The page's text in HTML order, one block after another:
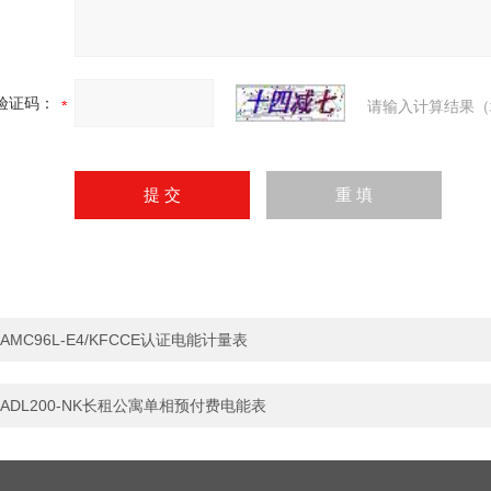
证码： 请输入计算结果
AMC96L-E4/KFCCE认证电能计量表
ADL200-NK长租公寓单相预付费电能表